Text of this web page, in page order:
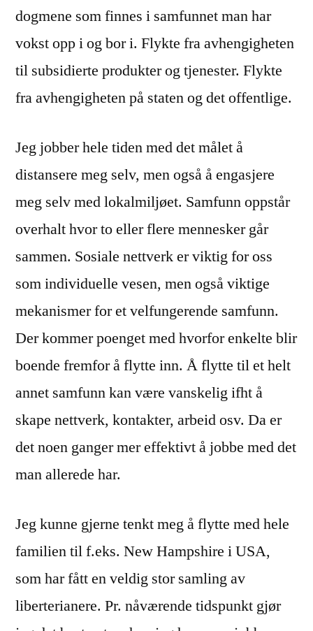
dogmene som finnes i samfunnet man har
vokst opp i og bor i. Flykte fra avhengigheten
til subsidierte produkter og tjenester. Flykte
fra avhengigheten på staten og det offentlige.
Jeg jobber hele tiden med det målet å
distansere meg selv, men også å engasjere
meg selv med lokalmiljøet. Samfunn oppstår
overhalt hvor to eller flere mennesker går
sammen. Sosiale nettverk er viktig for oss
som individuelle vesen, men også viktige
mekanismer for et velfungerende samfunn.
Der kommer poenget med hvorfor enkelte blir
boende fremfor å flytte inn. Å flytte til et helt
annet samfunn kan være vanskelig ifht å
skape nettverk, kontakter, arbeid osv. Da er
det noen ganger mer effektivt å jobbe med det
man allerede har.
Jeg kunne gjerne tenkt meg å flytte med hele
familien til f.eks. New Hampshire i USA,
som har fått en veldig stor samling av
liberterianere. Pr. nåværende tidspunkt gjør